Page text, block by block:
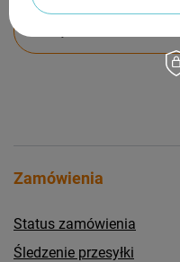
Zadaj pytanie a my
najciekawsze pytania i
Zamówienia
Status zamówienia
Śledzenie przesyłki